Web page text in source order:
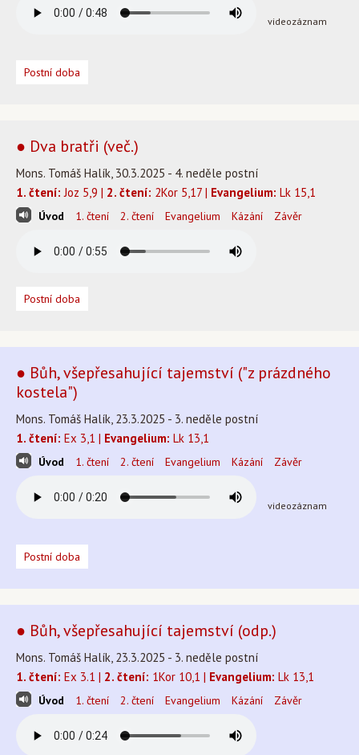
videozáznam
Postní doba
● Dva bratři (več.)
Mons. Tomáš Halík, 30.3.2025 - 4. neděle postní
1. čtení: Joz 5,9 | 2. čtení: 2Kor 5,17 | Evangelium: Lk 15,1
Úvod 1. čtení 2. čtení Evangelium Kázání Závěr
Postní doba
● Bůh, všepřesahující tajemství ("z prázdného
kostela")
Mons. Tomáš Halík, 23.3.2025 - 3. neděle postní
1. čtení: Ex 3,1 | Evangelium: Lk 13,1
Úvod 1. čtení 2. čtení Evangelium Kázání Závěr
videozáznam
Postní doba
● Bůh, všepřesahující tajemství (odp.)
Mons. Tomáš Halík, 23.3.2025 - 3. neděle postní
1. čtení: Ex 3.1 | 2. čtení: 1Kor 10,1 | Evangelium: Lk 13,1
Úvod 1. čtení 2. čtení Evangelium Kázání Závěr